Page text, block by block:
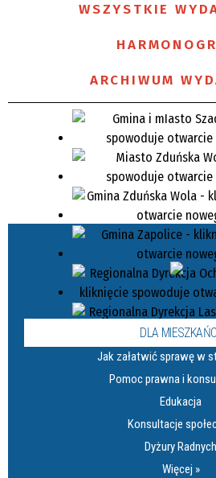
WSZYSTKIE
ARCHIWUM
DLA
Jak załatwić sprawę w
Pomoc prawna i
Edukacja
Konsultacje
Dyżury Radnych
Więcej »